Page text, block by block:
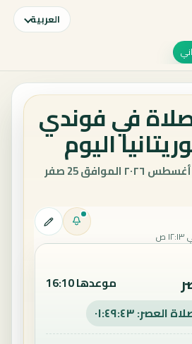
العربية
في فوندي
اليوم
تاريخ اليوم: السبت، ٨ أغسطس ٢٠٢٦ الموافق 25 صفر
موعدها 16:10
٠١:٤٩:٤٢